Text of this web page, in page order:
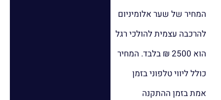
המחיר של שער אלומיניום
להרכבה עצמית להולכי רגל
הוא 2500 ₪ בלבד. המחיר
כולל ליווי טלפוני בזמן
אמת בזמן ההתקנה